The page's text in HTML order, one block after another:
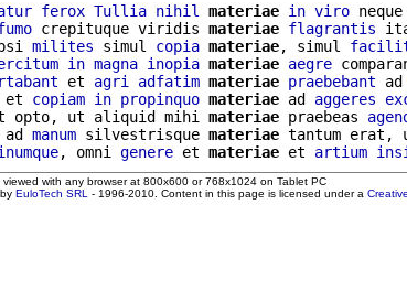
ferox Tullia nihil materiae in viro
crepituque viridis materiae flagrantis
milites simul copia materiae, simul
in magna inopia materiae aegre
et agri adfatim materiae praebebant ad
et copiam in propinquo materiae ad aggeres
ut aliquid mihi materiae praebeas
ad manum silvestrisque materiae tantum erat,
, omni genere et materiae et artium
viewed with any browser at 800x600 or 768x1024 on Tablet PC
EuloTech SRL - 1996-2010. Content in this page is licensed under a